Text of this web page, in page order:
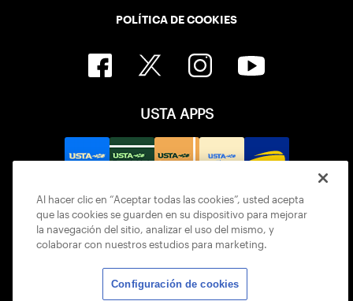
POLÍTICA DE COOKIES
USTA APPS
Al hacer clic en “Aceptar todas las cookies”, usted acepta
que las cookies se guarden en su dispositivo para mejorar
la navegación del sitio, analizar el uso del mismo, y
colaborar con nuestros estudios para marketing.
Configuración de cookies